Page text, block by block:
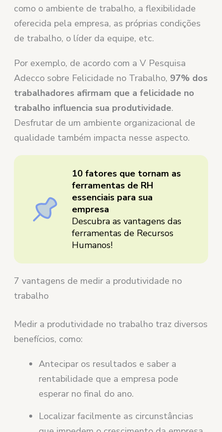
como o ambiente de trabalho, a flexibilidade
oferecida pela empresa, as próprias condições
de trabalho, o líder da equipe, etc.
Por exemplo, de acordo com a V Pesquisa
Adecco sobre Felicidade no Trabalho, 97% dos
trabalhadores afirmam que a felicidade no
trabalho influencia sua produtividade.
Desfrutar de um ambiente organizacional de
qualidade também impacta nesse aspecto.
10 fatores que tornam as
ferramentas de RH
essenciais para sua
empresa
Descubra as vantagens das
ferramentas de Recursos
Humanos!
7 vantagens de medir a produtividade no
trabalho
Medir a produtividade no trabalho traz diversos
benefícios, como:
Antecipar os resultados e saber a
rentabilidade que a empresa pode
esperar no final do ano.
Localizar facilmente as circunstâncias